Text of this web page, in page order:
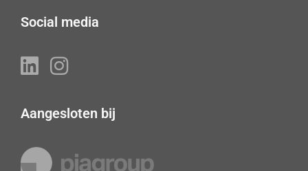
Social media
Aangesloten bij